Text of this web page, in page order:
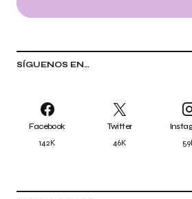
SÍGUENOS EN…
Facebook
142K
Twitter
46K